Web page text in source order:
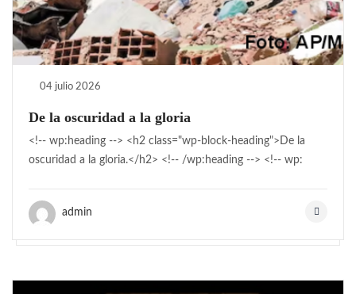
04 julio 2026
De la oscuridad a la gloria
<!-- wp:heading --> <h2 class="wp-block-heading">De la
oscuridad a la gloria.</h2> <!-- /wp:heading --> <!-- wp:
admin